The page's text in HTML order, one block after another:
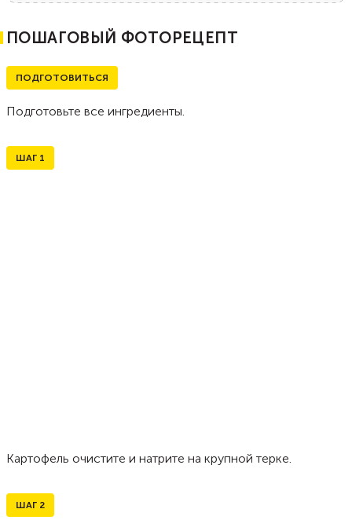
ПОШАГОВЫЙ ФОТОРЕЦЕПТ
ПОДГОТОВИТЬСЯ
Подготовьте все ингредиенты.
ШАГ 1
Картофель очистите и натрите на крупной терке.
ШАГ 2